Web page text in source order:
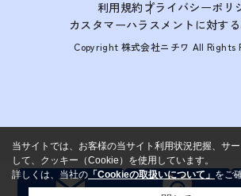
利用規約プライバシーポリ
カスタマーハラスメントに対す
Copyright 株式会社ニチワ All Rights
当サイトでは、お客様の当サイト利用状況把握、サ
して、クッキー（Cookie）を使用しています。
詳しくは、当社の 「Cookieの取扱いについて」 をご